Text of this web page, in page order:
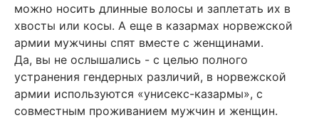
можно носить длинные волосы и заплетать их в
хвосты или косы. А еще в казармах норвежской
армии мужчины спят вместе с женщинами.
Да, вы не ослышались - с целью полного
устранения гендерных различий, в норвежской
армии используются «унисекс-казармы», с
совместным проживанием мужчин и женщин.